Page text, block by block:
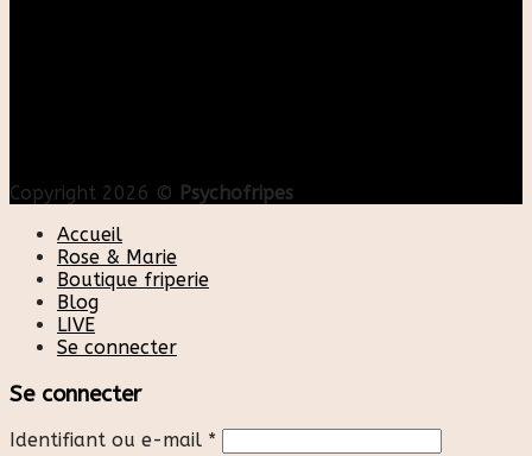
Copyright 2026 © Psychofripes
Accueil
Rose & Marie
Boutique friperie
Blog
LIVE
Se connecter
Se connecter
Identifiant ou e-mail *